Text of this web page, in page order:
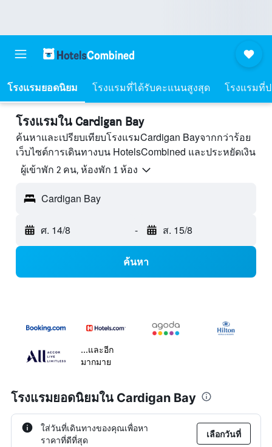
โรงแรมยอดนิยม โรงแรมที่ได้รับคะแนนสูงสุด โรงแรมที่
โรงแรมใน Cardigan Bay
ค้นหาและเปรียบเทียบโรงแรมCardigan Bayจากกว่าร้อย
เว็บไซต์การเดินทางบน HotelsCombined และประหยัดเงิน
ผู้เข้าพัก 2 คน, ห้องพัก 1 ห้อง
Cardigan Bay
ศ. 14/8 - ส. 15/8
ค้นหา
...และอีก
มากมาย
โรงแรมยอดนิยมใน Cardigan Bay
ใส่วันที่เดินทางของคุณเพื่อหา
ราคาที่ดีที่สุด
เลือกวันที่